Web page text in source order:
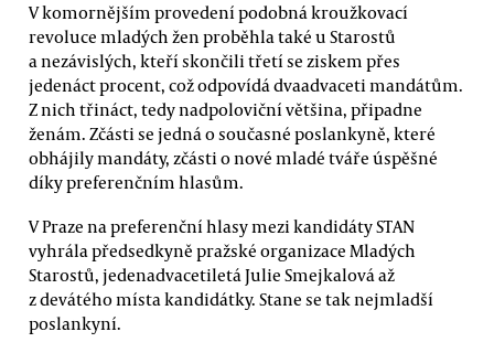
V komornějším provedení podobná kroužkovací
revoluce mladých žen proběhla také u Starostů
a nezávislých, kteří skončili třetí se ziskem přes
jedenáct procent, což odpovídá dvaadvaceti mandátům.
Z nich třináct, tedy nadpoloviční většina, připadne
ženám. Zčásti se jedná o současné poslankyně, které
obhájily mandáty, zčásti o nové mladé tváře úspěšné
díky preferenčním hlasům.
V Praze na preferenční hlasy mezi kandidáty STAN
vyhrála předsedkyně pražské organizace Mladých
Starostů, jedenadvacetiletá Julie Smejkalová až
z devátého místa kandidátky. Stane se tak nejmladší
poslankyní.